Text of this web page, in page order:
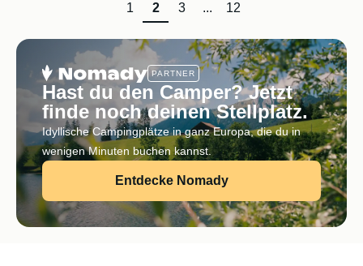
1 2 3 ... 12
PARTNER
Hast du den Camper? Jetzt
finde noch deinen Stellplatz.
Idyllische Campingplätze in ganz Europa, die du in
wenigen Minuten buchen kannst.
Entdecke Nomady